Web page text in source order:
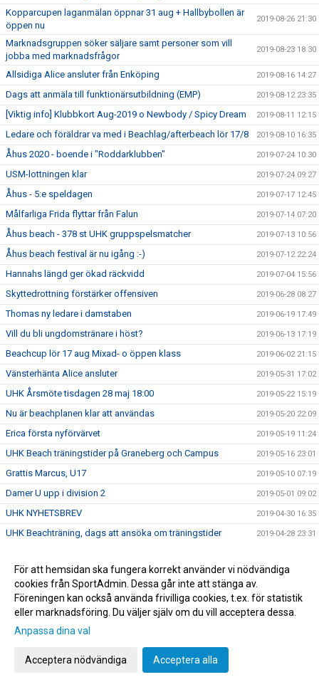
Kopparcupen laganmälan öppnar 31 aug + Hallbybollen är
öppen nu
2019-08-26 21:30
Marknadsgruppen söker säljare samt personer som vill
jobba med marknadsfrågor
2019-08-23 18:30
Allsidiga Alice ansluter från Enköping 2019-08-16 14:27
Dags att anmäla till funktionärsutbildning (EMP) 2019-08-12 23:35
[Viktig info] Klubbkort Aug-2019 o Newbody / Spicy Dream 2019-08-11 12:15
Ledare och föräldrar va med i Beachlag/afterbeach lör 17/8 2019-08-10 16:35
Åhus 2020 - boende i "Roddarklubben" 2019-07-24 10:30
USM-lottningen klar 2019-07-24 09:27
Åhus - 5:e speldagen 2019-07-17 12:45
Målfarliga Frida flyttar från Falun 2019-07-14 07:20
Åhus beach - 378 st UHK gruppspelsmatcher 2019-07-13 10:56
Åhus beach festival är nu igång :-) 2019-07-12 22:24
Hannahs längd ger ökad räckvidd 2019-07-04 15:56
Skyttedrottning förstärker offensiven 2019-06-28 08:27
Thomas ny ledare i damstaben 2019-06-19 17:49
Vill du bli ungdomstränare i höst? 2019-06-13 17:19
Beachcup lör 17 aug Mixad- o öppen klass 2019-06-02 21:15
Vänsterhänta Alice ansluter 2019-05-31 17:02
UHK Årsmöte tisdagen 28 maj 18:00 2019-05-22 15:19
Nu är beachplanen klar att användas 2019-05-20 22:09
Erica första nyförvärvet 2019-05-19 11:24
UHK Beach träningstider på Graneberg och Campus 2019-05-16 23:01
Grattis Marcus, U17 2019-05-10 07:19
Damer U upp i division 2 2019-05-01 09:02
UHK NYHETSBREV 2019-04-30 16:35
UHK Beachträning, dags att ansöka om träningstider 2019-04-28 23:31
Kom o heja på vårt herrlag - sista matchen 2019-03-12 07:43
UHK sommarjobb, födda -01/-02/-03! 2019-03-04 22:39
UHK Beachläger information, veckorna klara ! 2019-03-04 17:06
Turbo - sponsor erbjudande
Karro vann "Årets ungdomstränare 2019"
Arbetsgrupp för säkerställa nästa säsongs senior- och
För att hemsidan ska fungera korrekt använder vi nödvändiga
cookies från SportAdmin. Dessa går inte att stänga av.
Föreningen kan också använda frivilliga cookies, t.ex. för statistik
eller marknadsföring. Du väljer själv om du vill acceptera dessa.
Anpassa dina val
Acceptera nödvändiga Acceptera alla